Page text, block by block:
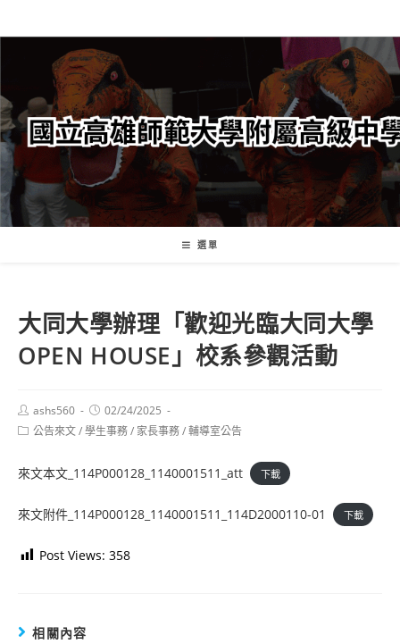
轉
要
內
容
選單
大同大學辦理「歡迎光臨大同大學
OPEN HOUSE」校系參觀活動
Post
author:
ashs560
Post
published:
02/24/2025
Post公告來文/學生事務/ 家長事務/輔導室公告
來文本文_114P000128_1140001511_att 下載
來文附件_114P000128_1140001511_114D2000110-01 下載
Post Views: 358
相關內容